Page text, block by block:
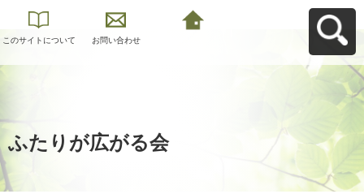
このサイトについて お問い合わせ
ふたりが広がる会